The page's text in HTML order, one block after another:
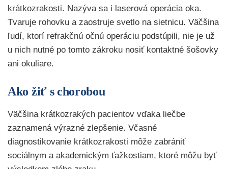
krátkozrakosti. Nazýva sa i laserová operácia oka.
Tvaruje rohovku a zaostruje svetlo na sietnicu. Väčšina
ľudí, ktorí refrakčnú očnú operáciu podstúpili, nie je už
u nich nutné po tomto zákroku nosiť kontaktné šošovky
ani okuliare.
Ako žiť s chorobou
Väčšina krátkozrakých pacientov vďaka liečbe
zaznamená výrazné zlepšenie. Včasné
diagnostikovanie krátkozrakosti môže zabrániť
sociálnym a akademickým ťažkostiam, ktoré môžu byť